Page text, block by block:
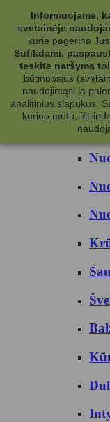
Kategorijos
Kosmetika
Kūno
Informuojame,
svetainėje
kurie pagerina
Sutikdami,
tęskite naršymą
būtinuosius
naudojimąsi ja
analitinius slapukus.
kuriuo metu,